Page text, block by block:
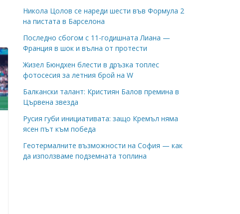
Никола Цолов се нареди шести във Формула 2
на пистата в Барселона
Последно сбогом с 11-годишната Лиана —
Франция в шок и вълна от протести
Жизел Бюндхен блести в дръзка топлес
фотосесия за летния брой на W
Балкански талант: Кристиян Балов премина в
Цървена звезда
Русия губи инициативата: защо Кремъл няма
ясен път към победа
Геотермалните възможности на София — как
да използваме подземната топлина